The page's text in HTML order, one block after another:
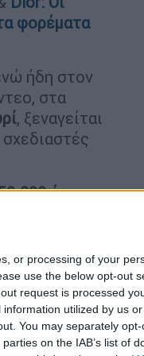
or processing of your
use the below opt-out
request is processed
utilized by us
You may separately
on the IAB’s list of
φορέματα
ήδη στον
στα
, ξεναγείται
έως
φήμης,
από το